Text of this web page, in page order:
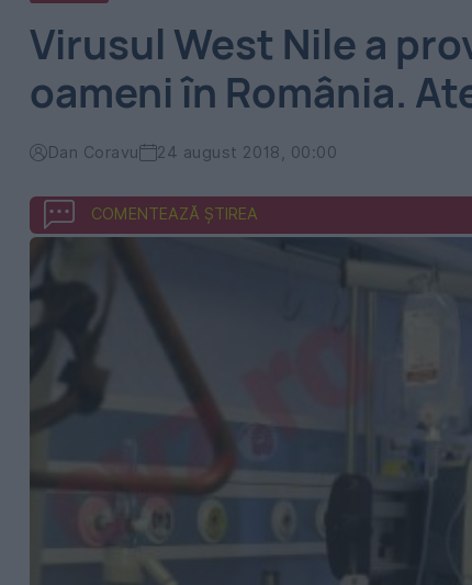
Virusul West Nile a
oameni în România.
Dan Coravu 24 august 2018, 00:00
COMENTEAZĂ ȘTIREA